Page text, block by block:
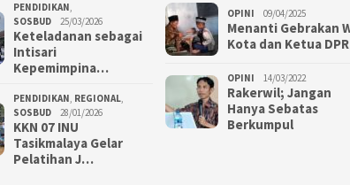
PENDIDIKAN,
SOSBUD
25/03/2026
Keteladanan sebagai
Intisari
Kepemimpina…
PENDIDIKAN, REGIONAL,
SOSBUD
28/01/2026
KKN 07 INU
Tasikmalaya Gelar
Pelatihan J…
OPINI 09/04/2025
Menanti Gebrakan
Kota dan Ketua
OPINI 14/03/2022
Rakerwil; Jangan
Hanya Sebatas
Berkumpul